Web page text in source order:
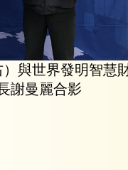
與世界發明智慧
謝曼麗合影